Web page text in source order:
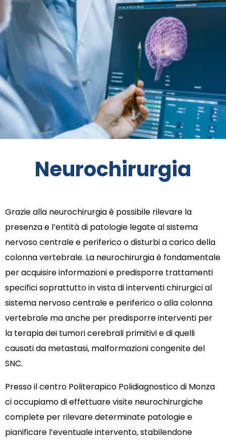
Neurochirurgia
Grazie alla neurochirurgia è possibile rilevare la
presenza e l’entità di patologie legate al sistema
nervoso centrale e periferico o disturbi a carico della
colonna vertebrale. La neurochirurgia è fondamentale
per acquisire informazioni e predisporre trattamenti
specifici soprattutto in vista di interventi chirurgici al
sistema nervoso centrale e periferico o alla colonna
vertebrale ma anche per predisporre interventi per
la terapia dei tumori cerebrali primitivi e di quelli
causati da metastasi, malformazioni congenite del
SNC.
Presso il centro Politerapico Polidiagnostico di Monza
ci occupiamo di effettuare visite neurochirurgiche
complete per rilevare determinate patologie e
pianificare l’eventuale intervento, stabilendone